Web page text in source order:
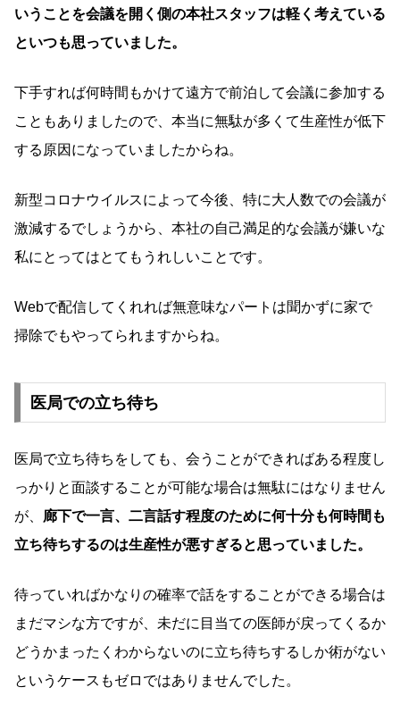
いうことを会議を開く側の本社スタッフは軽く考えている
といつも思っていました。
下手すれば何時間もかけて遠方で前泊して会議に参加する
こともありましたので、本当に無駄が多くて生産性が低下
する原因になっていましたからね。
新型コロナウイルスによって今後、特に大人数での会議が
激減するでしょうから、本社の自己満足的な会議が嫌いな
私にとってはとてもうれしいことです。
Webで配信してくれれば無意味なパートは聞かずに家で
掃除でもやってられますからね。
医局での立ち待ち
医局で立ち待ちをしても、会うことができればある程度し
っかりと面談することが可能な場合は無駄にはなりません
が、 廊下で一言、二言話す程度のために何十分も何時間も
立ち待ちするのは生産性が悪すぎると思っていました。
待っていればかなりの確率で話をすることができる場合は
まだマシな方ですが、未だに目当ての医師が戻ってくるか
どうかまったくわからないのに立ち待ちするしか術がない
というケースもゼロではありませんでした。